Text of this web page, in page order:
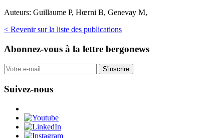
Auteurs: Guillaume P, Hœrni B, Genevay M,
< Revenir sur la liste des publications
Abonnez-vous à la lettre bergonews
S'inscrire
Suivez-nous